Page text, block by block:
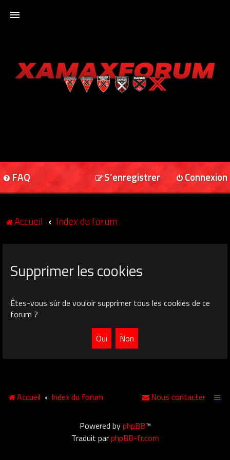
XAMAXFORUM
FAQ Connexion
S’enregistrer
Accueil Index du forum
Supprimer les cookies
Êtes-vous sûr de vouloir supprimer tous les cookies de ce
forum ?
Accueil Index du forum Nous contacter
Powered byphpBB™
Traduit parphpBB-fr.com